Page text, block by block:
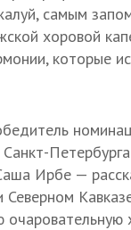
самым
хоровой
которые
Петербурга
Ирбе —
очаровательную